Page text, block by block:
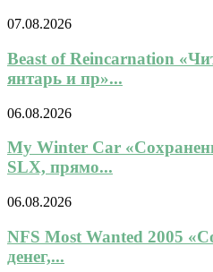
07.08.2026
Beast of Reincarnation
янтарь и пр»...
06.08.2026
My Winter Car
SLX, прямо...
06.08.2026
NFS Most Wanted 2005
денег,...